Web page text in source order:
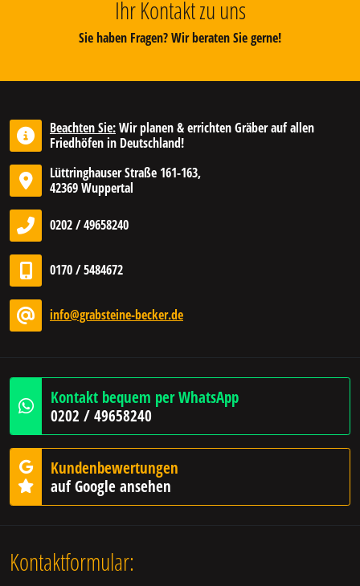
Ihr Kontakt zu uns
Sie haben Fragen? Wir beraten Sie gerne!
Beachten Sie:Wir planen & errichten Gräber auf allen
Friedhöfen in Deutschland!
Lüttringhauser Straße 161-163,
42369 Wuppertal
0202 / 49658240
0170 / 5484672
info@grabsteine-becker.de
Kontakt bequem per WhatsApp
0202 / 49658240
Kundenbewertungen
auf Google ansehen
Kontaktformular: